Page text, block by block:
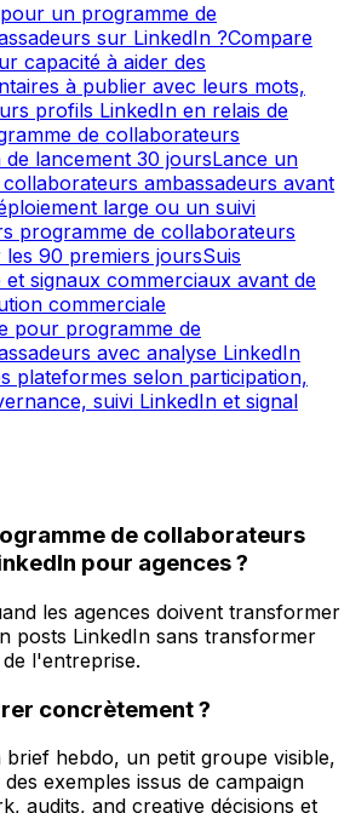
un programme de
sur LinkedIn ?Compare
capacité à aider des
à publier avec leurs mots,
profils LinkedIn en relais de
de collaborateurs
lancement 30 joursLance un
ambassadeurs avant
large ou un suivi
programme de collaborateurs
90 premiers joursSuis
signaux commerciaux avant de
commerciale
pour programme de
avec analyse LinkedIn
plateformes selon participation,
suivi LinkedIn et signal
de collaborateurs
pour agences ?
les agences doivent transformer
posts LinkedIn sans transformer
l'entreprise.
concrètement ?
brief hebdo, un petit groupe visible,
exemples issus de campaign
audits, and creative décisions et